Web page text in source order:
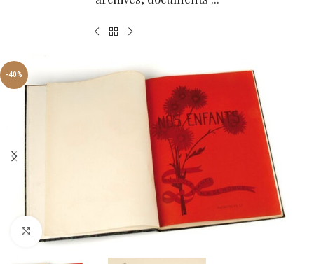
-40%
Cliquez pour agrandir